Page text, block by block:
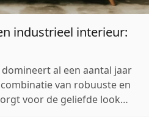
industrieel interieur:
al een aantal jaar
van robuuste en
voor de geliefde look